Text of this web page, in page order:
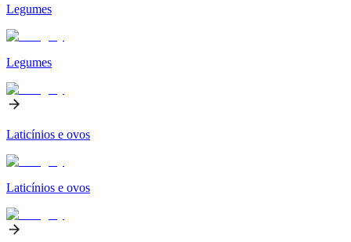
Legumes
Legumes
Laticínios e ovos
Laticínios e ovos